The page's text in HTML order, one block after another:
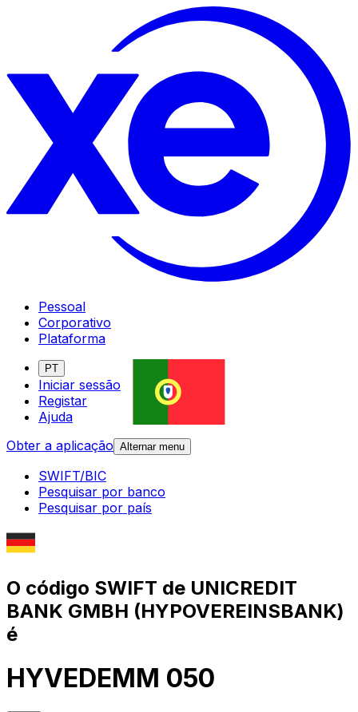
Pessoal
Corporativo
Plataforma
PT
Iniciar sessão
Registar
Ajuda
Obter a aplicação Alternar menu
SWIFT/BIC
Pesquisar por banco
Pesquisar por país
O código SWIFT de UNICREDIT
BANK GMBH (HYPOVEREINSBANK)
é
HYVEDEMM 050